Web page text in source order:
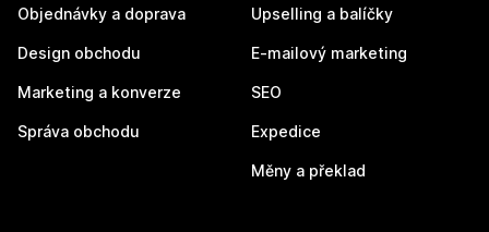
Objednávky a doprava
Design obchodu
Marketing a konverze
Správa obchodu
Upselling a balíčky
E-mailový marketing
SEO
Expedice
Měny a překlad